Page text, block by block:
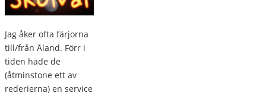
Jag åker ofta färjorna
till/från Åland. Förr i
tiden hade de
(åtminstone ett av
rederierna) en service